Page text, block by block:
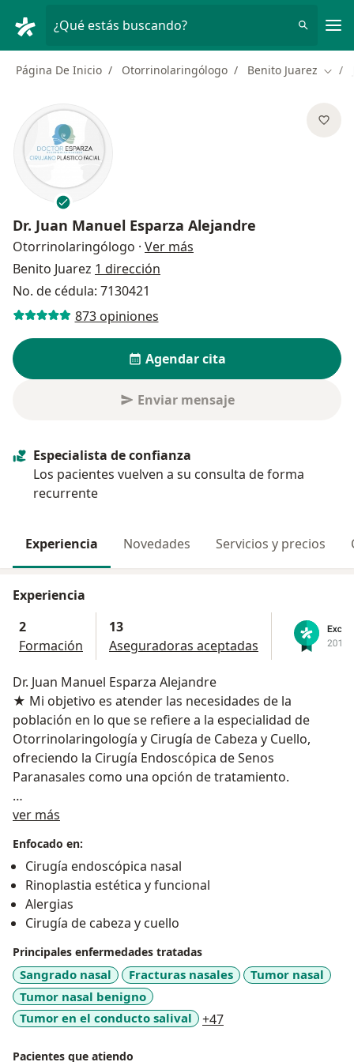
¿Qué estás buscando?
Página De Inicio Otorrinolaringólogo Benito Juarez
Dr. Juan Manuel Esparza Alejandre
Otorrinolaringólogo · Ver más
Benito Juarez 1 dirección
No. de cédula: 7130421
873 opiniones
Agendar cita
Enviar mensaje
Especialista de confianza
Los pacientes vuelven a su consulta de forma
recurrente
Experiencia Novedades Servicios y precios
Experiencia
2
Formación
13
Aseguradoras aceptadas
Dr. Juan Manuel Esparza Alejandre
★ Mi objetivo es atender las necesidades de la
población en lo que se refiere a la especialidad de
Otorrinolaringología y Cirugía de Cabeza y Cuello,
ofreciendo la Cirugía Endoscópica de Senos
Paranasales como una opción de tratamiento.
★ Experiencia:
cirugía de cabeza y cuello 2002-2006 en UMAE 1 León
Guanajuato.
☛ Obtuve el premio al alumno más destacado de mi
especialidad en el año 2004.
☛ Practica Institucional en el Hospital General de Zona
Jesús Kumate Rodríguez en Cancún Quintana Roo
2006-2009.
☛ Ganador del premio PRIZE TO THE MEDICAL BY
ACHIVEMENT FOR A BETTER LIFE otorgado por la
Organización Internacional de Medicina IOCIM,
ver más
Enfocado en:
Cirugía endoscópica nasal
Rinoplastia estética y funcional
Alergias
Cirugía de cabeza y cuello
Principales enfermedades tratadas
Sangrado nasal Fracturas nasales
Tumor nasal
Tumor nasal benigno
Tumor en el conducto salival
+47
Pacientes que atiendo